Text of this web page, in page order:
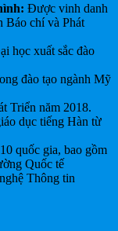
Được vinh danh
Báo chí và Phát
học xuất sắc đào
đào tạo ngành Mỹ
Triển năm 2018.
dục tiếng Hàn từ
quốc gia, bao gồm
Quốc tế
Thông tin